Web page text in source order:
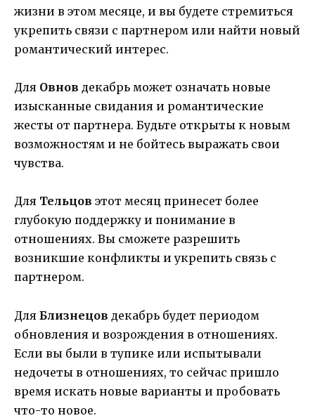
жизни в этом месяце, и вы будете стремиться
укрепить связи с партнером или найти новый
романтический интерес.
Для Овнов декабрь может означать новые
изысканные свидания и романтические
жесты от партнера. Будьте открыты к новым
возможностям и не бойтесь выражать свои
чувства.
Для Тельцов этот месяц принесет более
глубокую поддержку и понимание в
отношениях. Вы сможете разрешить
возникшие конфликты и укрепить связь с
партнером.
Для Близнецов декабрь будет периодом
обновления и возрождения в отношениях.
Если вы были в тупике или испытывали
недочеты в отношениях, то сейчас пришло
время искать новые варианты и пробовать
что-то новое.